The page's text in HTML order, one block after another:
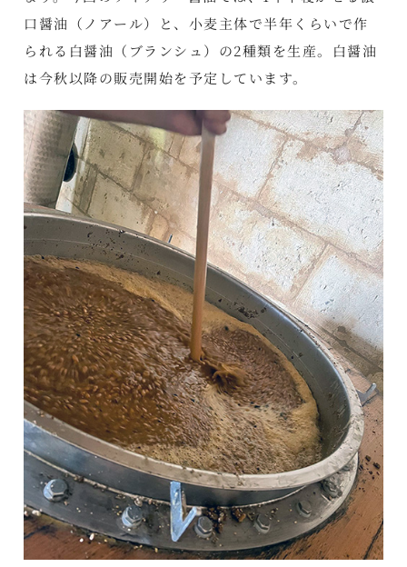
口醤油（ノアール）と、小麦主体で半年くらいで作
られる白醤油（ブランシュ）の2種類を生産。白醤油
は今秋以降の販売開始を予定しています。